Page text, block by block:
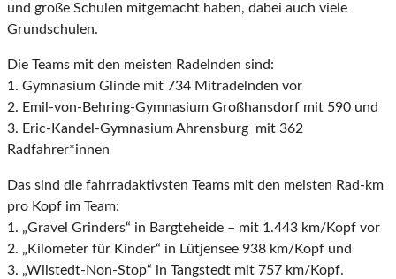
und große Schulen mitgemacht haben, dabei auch viele
Grundschulen.
Die Teams mit den meisten Radelnden sind:
1. Gymnasium Glinde mit 734 Mitradelnden vor
2. Emil-von-Behring-Gymnasium Großhansdorf mit 590 und
3. Eric-Kandel-Gymnasium Ahrensburg mit 362
Radfahrer*innen
Das sind die fahrradaktivsten Teams mit den meisten Rad-km
pro Kopf im Team:
1. „Gravel Grinders“ in Bargteheide – mit 1.443 km/Kopf vor
2. „Kilometer für Kinder“ in Lütjensee 938 km/Kopf und
3. „Wilstedt-Non-Stop“ in Tangstedt mit 757 km/Kopf.